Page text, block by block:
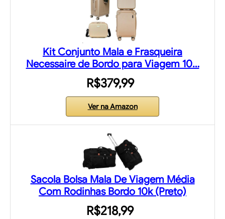
Kit Conjunto Mala e Frasqueira
Necessaire de Bordo para Viagem 10…
R$379,99
Ver na Amazon
Sacola Bolsa Mala De Viagem Média
Com Rodinhas Bordo 10k (Preto)
R$218,99